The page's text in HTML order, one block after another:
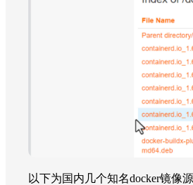
以下为国内几个知名docker镜像